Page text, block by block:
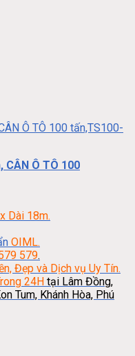
Ô TÔ 100 tấn,TS100-
CÂN Ô TÔ 100
Dài 18m.
OIML.
579.
Đẹp và Dịch vụ Uy Tín.
24H tại Lâm Đồng,
Tum, Khánh Hòa, Phú